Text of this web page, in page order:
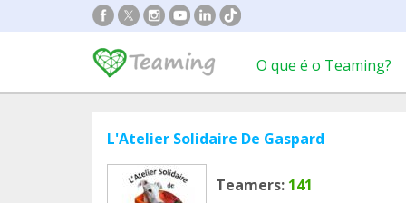
O que é o Teaming?
L'Atelier Solidaire De Gaspard
Teamers: 141